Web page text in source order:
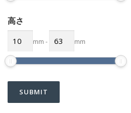
高さ
mm - mm